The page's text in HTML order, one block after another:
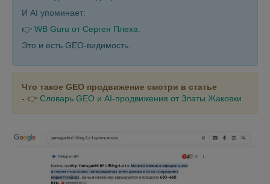
И AI упоминает:
👉 WB Guru от Сергея Плеха.
Это и есть GEO-видимость.
Что такое GEO продвижение смотри в статье
- 👉 Словарь GEO и AI-продвижения от Златы Жаковки